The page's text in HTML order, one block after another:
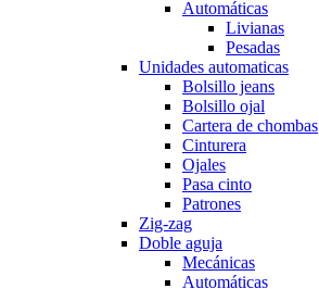
Automáticas
Livianas
Pesadas
Unidades automaticas
Bolsillo jeans
Bolsillo ojal
Cartera de chombas
Cinturera
Ojales
Pasa cinto
Patrones
Zig-zag
Doble aguja
Mecánicas
Automáticas